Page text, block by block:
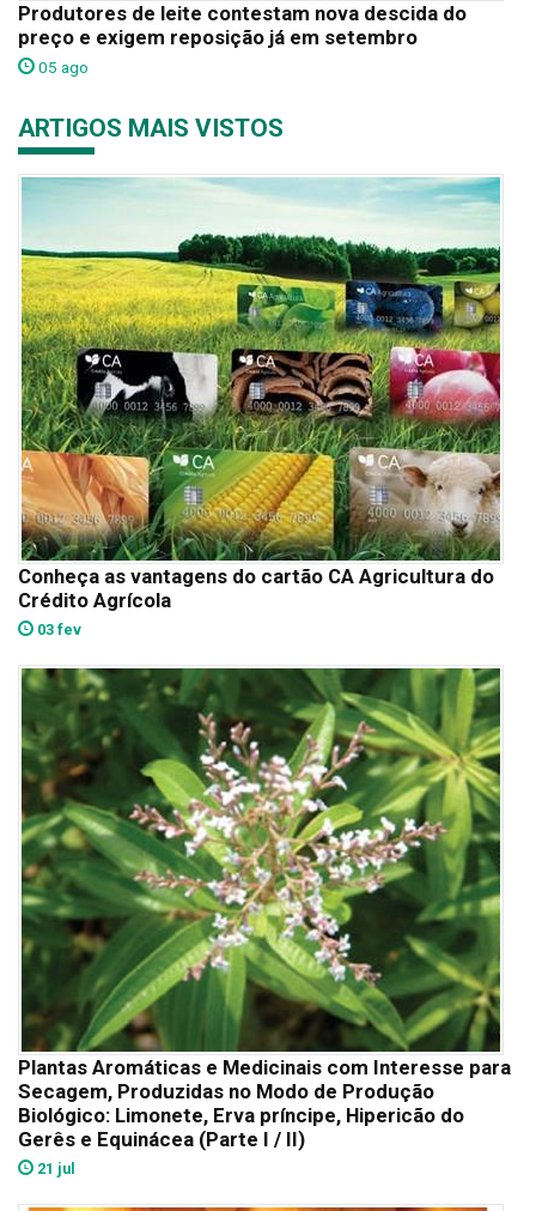
Produtores de leite contestam nova descida do
preço e exigem reposição já em setembro
05 ago
ARTIGOS MAIS VISTOS
Conheça as vantagens do cartão CA Agricultura do
Crédito Agrícola
03 fev
Plantas Aromáticas e Medicinais com Interesse para
Secagem, Produzidas no Modo de Produção
Biológico: Limonete, Erva príncipe, Hipericão do
Gerês e Equinácea (Parte I / II)
21 jul